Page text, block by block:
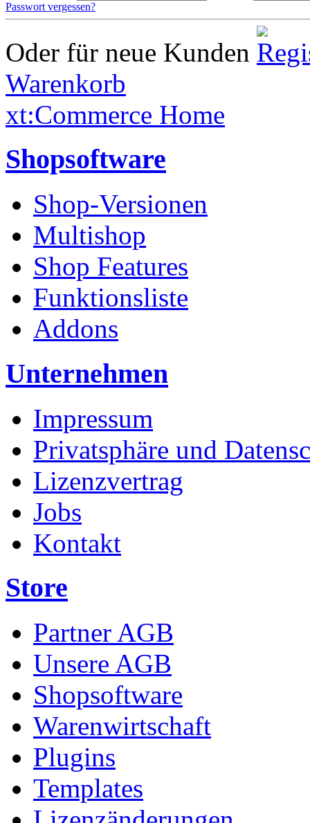
Passwort vergessen?
Oder für neue Kunden
Warenkorb
xt:Commerce Home
Shopsoftware
Shop-Versionen
Multishop
Shop Features
Funktionsliste
Addons
Unternehmen
Impressum
Privatsphäre und
Lizenzvertrag
Jobs
Kontakt
Store
Partner AGB
Unsere AGB
Shopsoftware
Warenwirtschaft
Plugins
Templates